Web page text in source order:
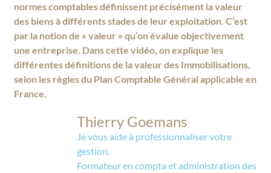
normes comptables définissent précisément la valeur
des biens à différents stades de leur exploitation. C’est
par la notion de « valeur » qu’on évalue objectivement
une entreprise. Dans cette vidéo, on explique les
différentes définitions de la valeur des Immobilisations,
selon les règles du Plan Comptable Général applicable en
France.
Thierry Goemans
Je vous aide à professionnaliser votre
gestion.
Formateur en compta et administration des